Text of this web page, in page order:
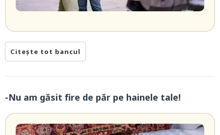
Citește tot bancul
-Nu am găsit fire de păr pe hainele tale!